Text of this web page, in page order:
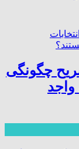
چگونگی
واجد